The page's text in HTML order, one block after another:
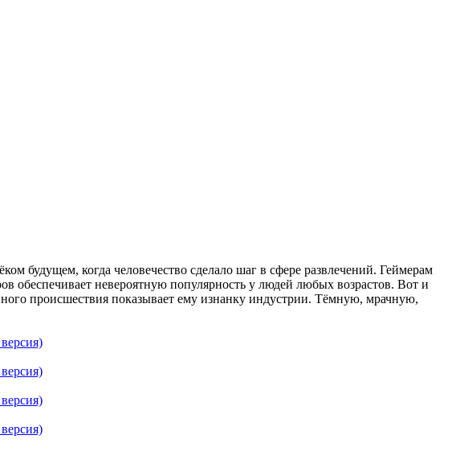
будущем, когда человечество сделало шаг в сфере развлечений. Геймерам
обеспечивает невероятную популярность у людей любых возрастов. Вот и
происшествия показывает ему изнанку индустрии. Тёмную, мрачную,